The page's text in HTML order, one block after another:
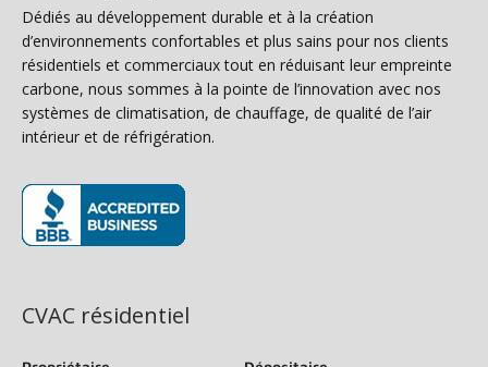
Dédiés au développement durable et à la création
d’environnements confortables et plus sains pour nos clients
résidentiels et commerciaux tout en réduisant leur empreinte
carbone, nous sommes à la pointe de l’innovation avec nos
systèmes de climatisation, de chauffage, de qualité de l’air
intérieur et de réfrigération.
CVAC résidentiel